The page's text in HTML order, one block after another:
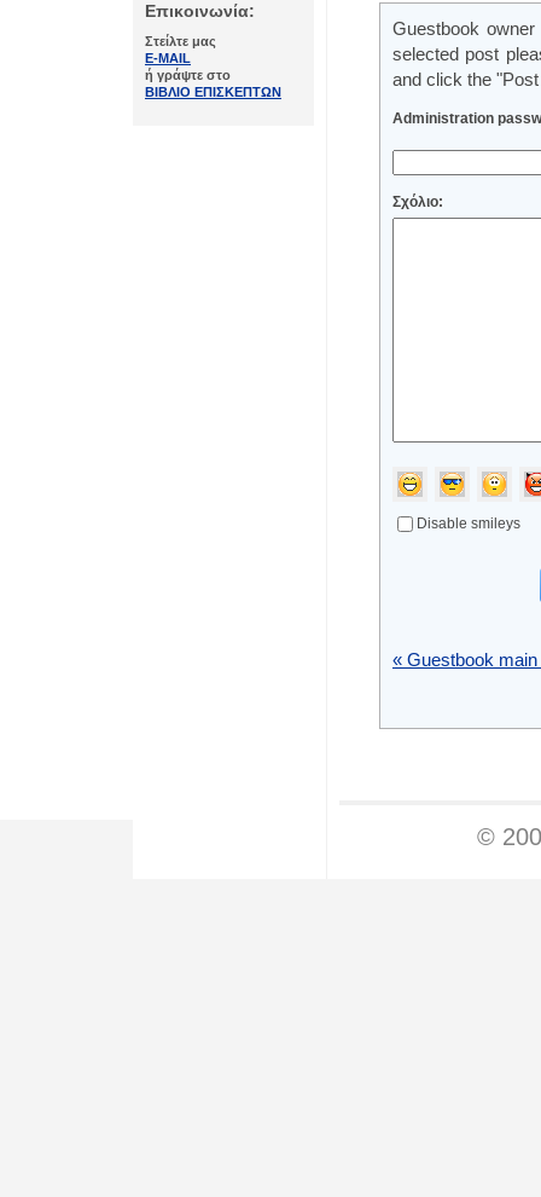
Επικοινωνία:
Στείλτε μας
E-MAIL
ή γράψτε στο
ΒΙΒΛΙΟ ΕΠΙΣΚΕΠΤΩΝ
Guestbook
selected post
and click the
Administration
Σχόλιο:
Disable smileys
« Guestbook main
©